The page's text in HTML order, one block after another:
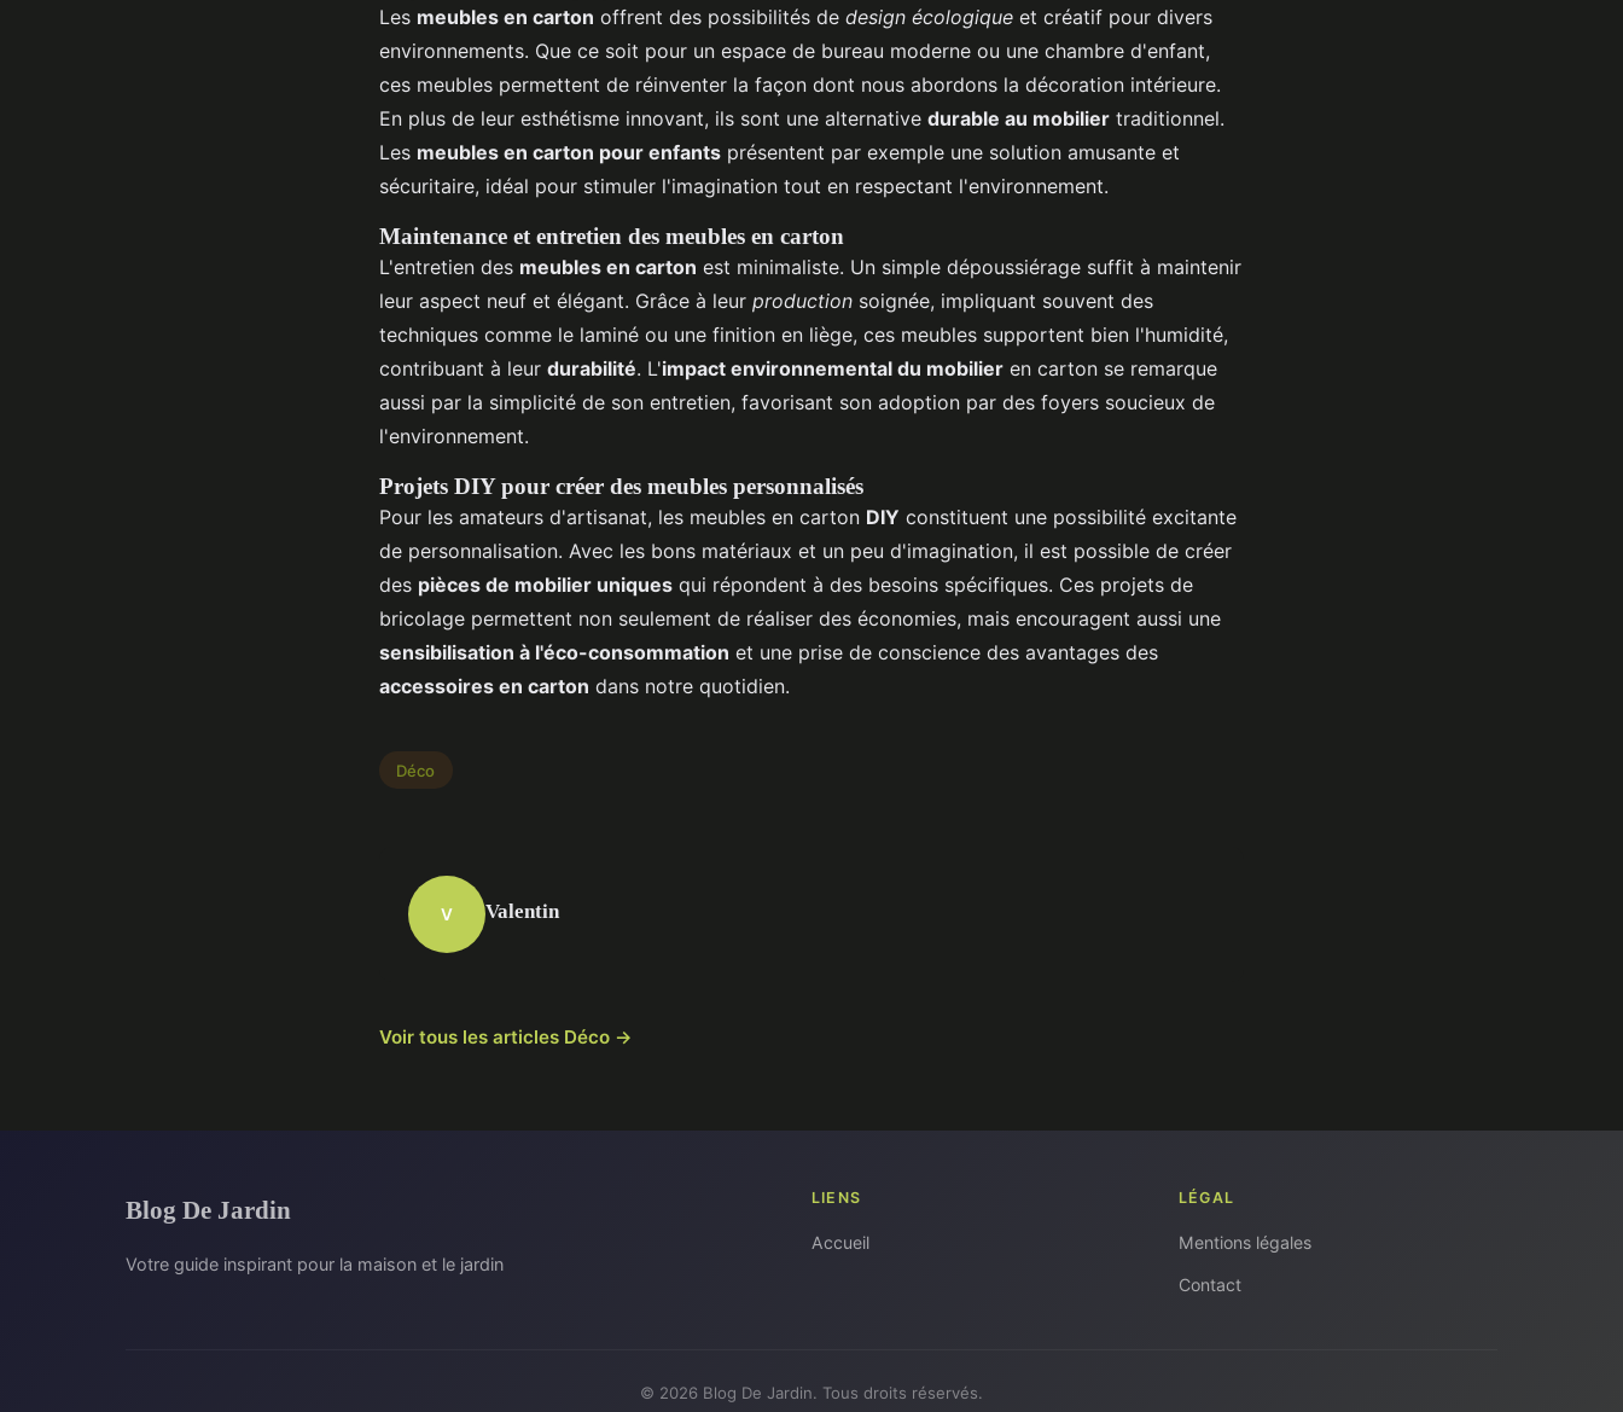
Les meubles en carton offrent des possibilités de design écologique et créatif pour divers
environnements. Que ce soit pour un espace de bureau moderne ou une chambre d'enfant,
ces meubles permettent de réinventer la façon dont nous abordons la décoration intérieure.
En plus de leur esthétisme innovant, ils sont une alternative durable au mobilier traditionnel.
Les meubles en carton pour enfants présentent par exemple une solution amusante et
sécuritaire, idéal pour stimuler l'imagination tout en respectant l'environnement.
Maintenance et entretien des meubles en carton
L'entretien des meubles en carton est minimaliste. Un simple dépoussiérage suffit à maintenir
leur aspect neuf et élégant. Grâce à leur production soignée, impliquant souvent des
techniques comme le laminé ou une finition en liège, ces meubles supportent bien l'humidité,
contribuant à leur durabilité. L'impact environnemental du mobilier en carton se remarque
aussi par la simplicité de son entretien, favorisant son adoption par des foyers soucieux de
l'environnement.
Projets DIY pour créer des meubles personnalisés
Pour les amateurs d'artisanat, les meubles en carton DIY constituent une possibilité excitante
de personnalisation. Avec les bons matériaux et un peu d'imagination, il est possible de créer
des pièces de mobilier uniques qui répondent à des besoins spécifiques. Ces projets de
bricolage permettent non seulement de réaliser des économies, mais encouragent aussi une
sensibilisation à l'éco-consommation et une prise de conscience des avantages des
accessoires en carton dans notre quotidien.
Déco
V Valentin
Voir tous les articles Déco →
Blog De Jardin
Votre guide inspirant pour la maison et le jardin
LIENS
Accueil
LÉGAL
Mentions légales
Contact
© 2026 Blog De Jardin. Tous droits réservés.